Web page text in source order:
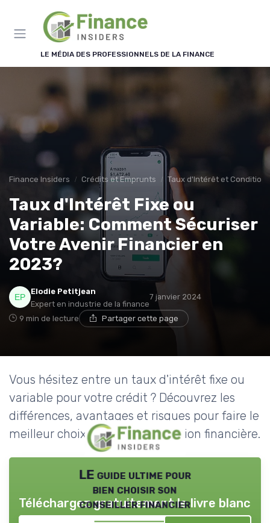
LE MÉDIA DES PROFESSIONNELS DE LA FINANCE
Finance Insiders Crédits et Emprunts Taux d'Intérêt et
Taux d'Intérêt Fixe ou
Variable: Comment Sécuriser
Votre Avenir Financier en
2023?
Elodie Petitjean
Expert en industrie de la finance
7 janvier 2024
9 min de lecture Partager cette page
Vous hésitez entre un taux d'intérêt fixe ou
variable pour votre crédit ? Découvrez les
différences, avantages et risques pour faire le
meilleur choix selon votre situation financière.
LE guide ultime pour
bien choisir son
conseiller financier
Téléchargez gratuitement le livre blanc